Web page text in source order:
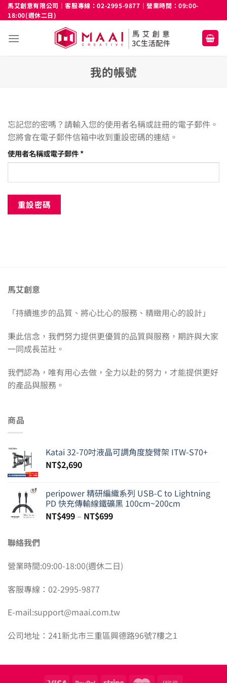
Skip
to
馬艾創意有限公司｜客服專線：02-2995-9877｜營業時間：09:00-
18:00(週休二日)
我的帳號
忘記您的密嗎？請輸入您的使用者名稱或註冊的電子郵件。
您將會在電子郵件信箱中收到重設密碼的連結。
使用者名稱或電子郵件*必
填
重設密碼
馬艾創意
「持續進步的品質、將心比心的服務、精緻用心的設計」
秉此信念，我們努力提供更優質的品質與服務，期許與大家
一同成長茁壯。
我們認為，唯有用心去做，全力以赴的努力，才能提供更好
的產品與服務。
商品
Katai 32-70吋液晶可調角度旋臂架 ITW-S70+
NT$2,690
peripower 精研編織系列 USB-C to Lightning
PD 快充傳輸線鐵礦黑 100cm~200cm
NT$499– NT$699
聯絡我們
營業時間:09:00-18:00(週休二日)
客服專線：02-2995-9877
E-mail:support@maai.com.tw
公司地址：241新北市三重區興德路96號7樓之1